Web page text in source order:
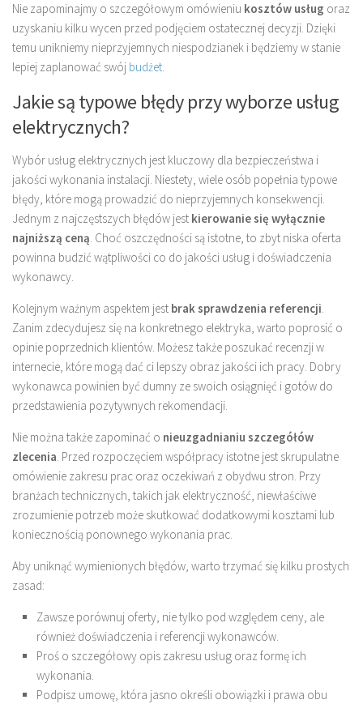
Nie zapominajmy o szczegółowym omówieniu kosztów usług oraz
uzyskaniu kilku wycen przed podjęciem ostatecznej decyzji. Dzięki
temu unikniemy nieprzyjemnych niespodzianek i będziemy w stanie
lepiej zaplanować swój budżet.
Jakie są typowe błędy przy wyborze usług
elektrycznych?
Wybór usług elektrycznych jest kluczowy dla bezpieczeństwa i
jakości wykonania instalacji. Niestety, wiele osób popełnia typowe
błędy, które mogą prowadzić do nieprzyjemnych konsekwencji.
Jednym z najczęstszych błędów jest kierowanie się wyłącznie
najniższą ceną. Choć oszczędności są istotne, to zbyt niska oferta
powinna budzić wątpliwości co do jakości usług i doświadczenia
wykonawcy.
Kolejnym ważnym aspektem jest brak sprawdzenia referencji.
Zanim zdecydujesz się na konkretnego elektryka, warto poprosić o
opinie poprzednich klientów. Możesz także poszukać recenzji w
internecie, które mogą dać ci lepszy obraz jakości ich pracy. Dobry
wykonawca powinien być dumny ze swoich osiągnięć i gotów do
przedstawienia pozytywnych rekomendacji.
Nie można także zapominać o nieuzgadnianiu szczegółów
zlecenia. Przed rozpoczęciem współpracy istotne jest skrupulatne
omówienie zakresu prac oraz oczekiwań z obydwu stron. Przy
branżach technicznych, takich jak elektryczność, niewłaściwe
zrozumienie potrzeb może skutkować dodatkowymi kosztami lub
koniecznością ponownego wykonania prac.
Aby uniknąć wymienionych błędów, warto trzymać się kilku prostych
zasad:
Zawsze porównuj oferty, nie tylko pod względem ceny, ale
również doświadczenia i referencji wykonawców.
Proś o szczegółowy opis zakresu usług oraz formę ich
wykonania.
Podpisz umowę, która jasno określi obowiązki i prawa obu